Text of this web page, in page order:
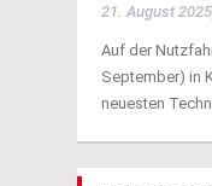
21. August
Auf der
September) in
neuesten